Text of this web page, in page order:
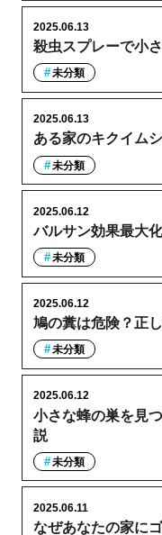
殺虫スプレーで小
2025.06.13
未分類
ある家のキクイム
2025.06.13
未分類
バルサン効果最大
2025.06.12
未分類
鳩の糞は危険？正
2025.06.12
未分類
小さな蜂の巣を見
説
2025.06.12
未分類
なぜあなたの家に
2025.06.11